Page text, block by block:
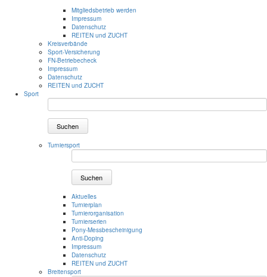
Mitgliedsbetrieb werden
Impressum
Datenschutz
REITEN und ZUCHT
Kreisverbände
Sport-Versicherung
FN-Betriebecheck
Impressum
Datenschutz
REITEN und ZUCHT
Sport
Suchen
Turniersport
Suchen
Aktuelles
Turnierplan
Turnierorganisation
Turnierserien
Pony-Messbescheinigung
Anti-Doping
Impressum
Datenschutz
REITEN und ZUCHT
Breitensport